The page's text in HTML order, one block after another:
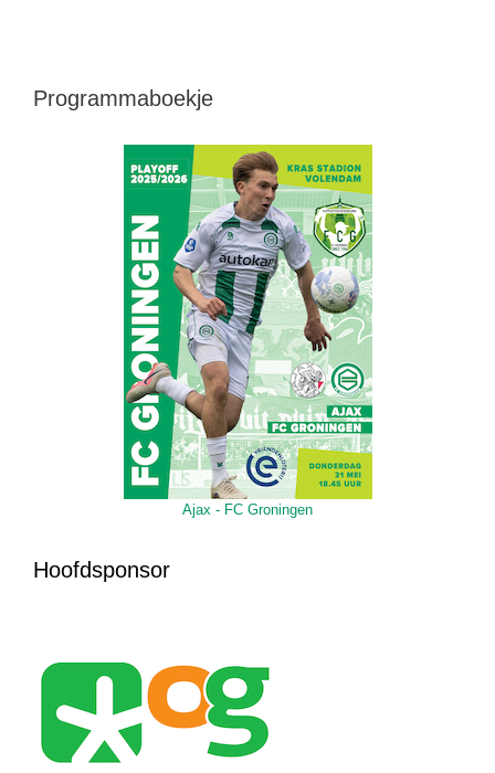
Programmaboekje
Ajax - FC Groningen
Hoofdsponsor